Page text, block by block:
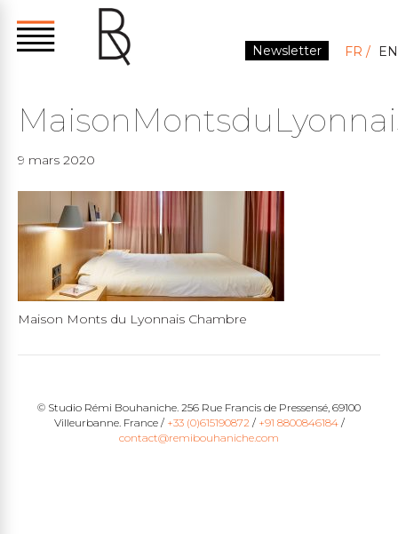
Newsletter FR EN
9 mars 2020
Maison Monts du Lyonnais Chambre
© Studio Rémi Bouhaniche. 256 Rue Francis de Pressensé, 69100
Villeurbanne. France / +33 (0)615190872/ +91 8800846184/
contact@remibouhaniche.com